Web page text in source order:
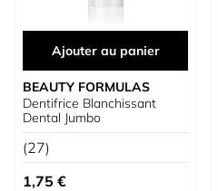
Ajouter au panier
BEAUTY FORMULAS
Dentifrice Blanchissant
Dental Jumbo
(27)
1,75 €